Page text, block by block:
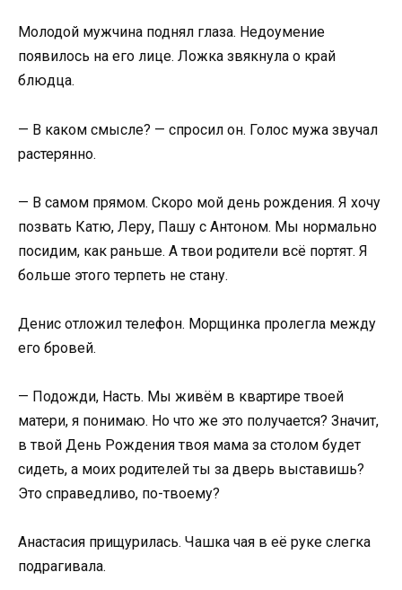
Молодой мужчина поднял глаза. Недоумение
появилось на его лице. Ложка звякнула о край
блюдца.
— В каком смысле? — спросил он. Голос мужа звучал
растерянно.
— В самом прямом. Скоро мой день рождения. Я хочу
позвать Катю, Леру, Пашу с Антоном. Мы нормально
посидим, как раньше. А твои родители всё портят. Я
больше этого терпеть не стану.
Денис отложил телефон. Морщинка пролегла между
его бровей.
— Подожди, Насть. Мы живём в квартире твоей
матери, я понимаю. Но что же это получается? Значит,
в твой День Рождения твоя мама за столом будет
сидеть, а моих родителей ты за дверь выставишь?
Это справедливо, по-твоему?
Анастасия прищурилась. Чашка чая в её руке слегка
подрагивала.